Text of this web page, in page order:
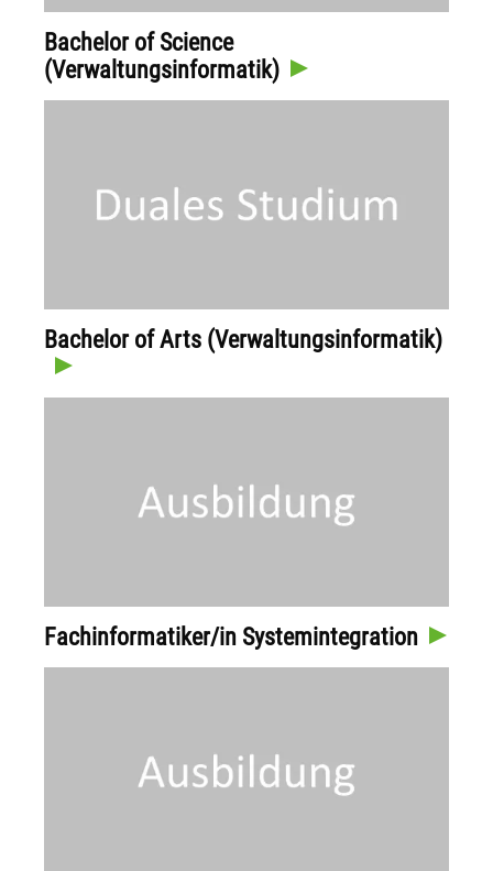
Bachelor of Science
(Verwaltungsinformatik)
Bachelor of Arts (Verwaltungsinformatik)
Fachinformatiker/in Systemintegration